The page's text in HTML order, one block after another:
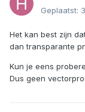
Geplaatst:
Het kan best zijn
dan transparante
Kun je eens
Dus geen